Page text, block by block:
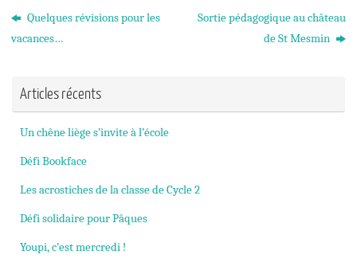
Quelques révisions pour les
vacances…
Sortie pédagogique au château
de St Mesmin
Articles récents
Un chêne liège s’invite à l’école
Défi Bookface
Les acrostiches de la classe de Cycle 2
Défi solidaire pour Pâques
Youpi, c’est mercredi !